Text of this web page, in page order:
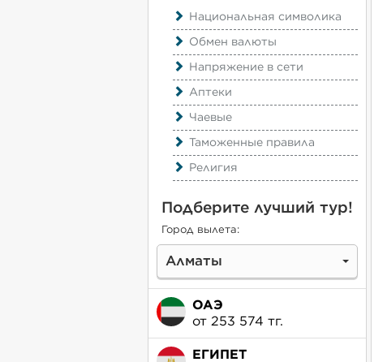
Национальная символика
Обмен валюты
Напряжение в сети
Аптеки
Чаевые
Таможенные правила
Религия
Подберите лучший тур!
Город вылета:
Алматы
ОАЭ
от 253 574 тг.
ЕГИПЕТ